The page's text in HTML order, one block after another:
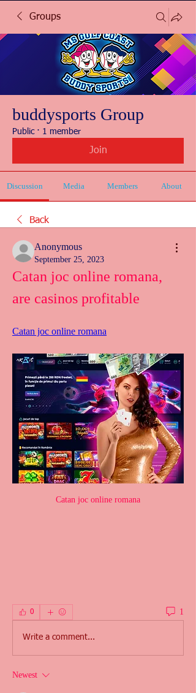
Groups
buddysports Group
Public · 1 member
Join
Discussion Media Members About
Back
Anonymous
September 25, 2023
Catan joc online romana,
are casinos profitable
Catan joc online romana
Catan joc online romana
0 1
Write a comment...
Newest